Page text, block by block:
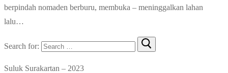
berpindah nomaden berburu, membuka – meninggalkan lahan
lalu…
Search for:
Suluk Surakartan – 2023